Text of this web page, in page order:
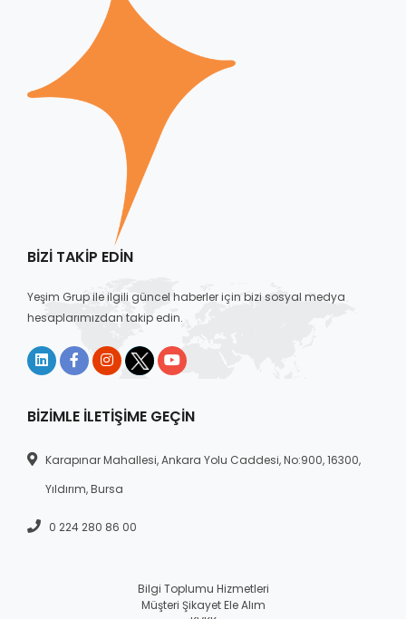
BIZI TAKIP EDIN
Yeşim Grup ile ilgili güncel haberler için bizi sosyal medya
hesaplarımızdan takip edin.
BIZIMLE İLETIŞIME GEÇIN
Karapınar Mahallesi, Ankara Yolu Caddesi, No:900, 16300,
Yıldırım, Bursa
0 224 280 86 00
Bilgi Toplumu Hizmetleri
Müşteri Şikayet Ele Alım